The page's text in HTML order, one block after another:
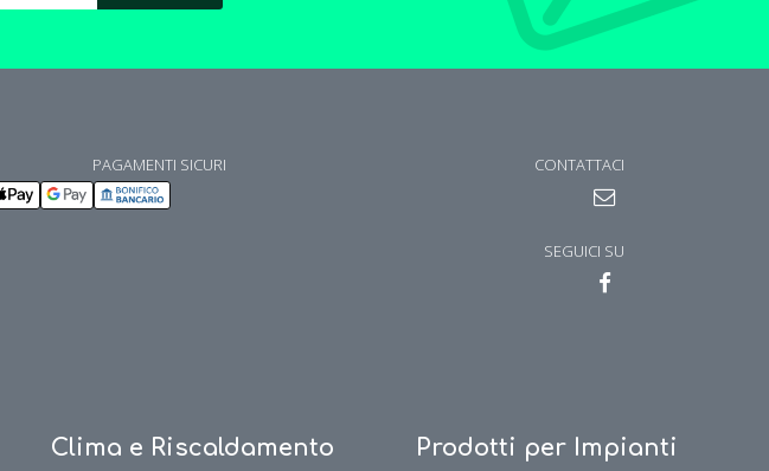
PAGAMENTI SICURI CONTATTACI
SEGUICI SU
Clima e Riscaldamento Prodotti per Impianti